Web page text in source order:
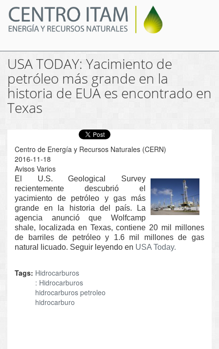
Pasar
contenido
principal
USA TODAY: Yacimiento de
petróleo más grande en la
historia de EUA es encontrado en
Texas
Centro de Energía y Recursos Naturales (CERN)
2016-11-18
Avisos Varios
El U.S. Geological Survey
recientemente descubrió el
yacimiento de petróleo y gas más
grande en la historia del país. La
agencia anunció que Wolfcamp
shale, localizada en Texas, contiene 20 mil millones
de barriles de petróleo y 1.6 mil millones de gas
natural licuado. Seguir leyendo en USA Today.
Tags: Hidrocarburos
: Hidrocarburos
hidrocarburos petroleo
hidrocarburo